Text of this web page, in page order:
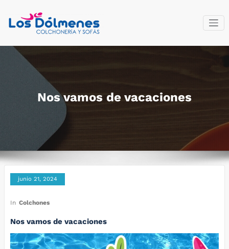
contenido
Colchonería
y sofás Los
Fabricantes del descanso
Nos vamos de vacaciones
junio 21, 2024
In Colchones
Nos vamos de vacaciones